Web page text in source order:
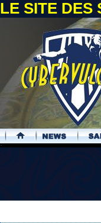
LE SITE DES
.